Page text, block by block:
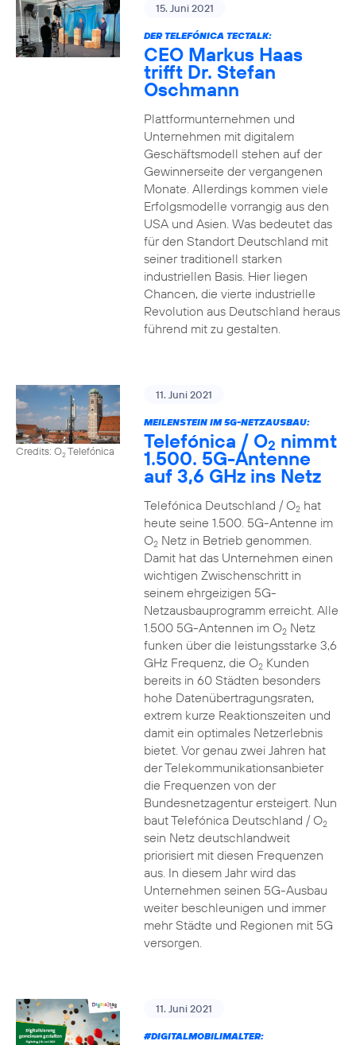
15. Juni 2021
DER TELEFÓNICA TECTALK:
CEO Markus Haas
trifft Dr. Stefan
Oschmann
Plattformunternehmen und
Unternehmen mit digitalem
Geschäftsmodell stehen auf der
Gewinnerseite der vergangenen
Monate. Allerdings kommen viele
Erfolgsmodelle vorrangig aus den
USA und Asien. Was bedeutet das
für den Standort Deutschland mit
seiner traditionell starken
industriellen Basis. Hier liegen
Chancen, die vierte industrielle
Revolution aus Deutschland heraus
führend mit zu gestalten.
Credits: O2Telefónica
11. Juni 2021
MEILENSTEIN IM 5G-NETZAUSBAU:
Telefónica / O2 nimmt
1.500. 5G-Antenne
auf 3,6 GHz ins Netz
Telefónica Deutschland / O2hat
heute seine 1.500. 5G-Antenne im
O2Netz in Betrieb genommen.
Damit hat das Unternehmen einen
wichtigen Zwischenschritt in
seinem ehrgeizigen 5G-
Netzausbauprogramm erreicht. Alle
1.500 5G-Antennen im O2Netz
funken über die leistungsstarke 3,6
GHz Frequenz, die O2Kunden
bereits in 60 Städten besonders
hohe Datenübertragungsraten,
extrem kurze Reaktionszeiten und
damit ein optimales Netzerlebnis
bietet. Vor genau zwei Jahren hat
der Telekommunikationsanbieter
die Frequenzen von der
Bundesnetzagentur ersteigert. Nun
baut Telefónica Deutschland / O2
sein Netz deutschlandweit
priorisiert mit diesen Frequenzen
aus. In diesem Jahr wird das
Unternehmen seinen 5G-Ausbau
weiter beschleunigen und immer
mehr Städte und Regionen mit 5G
versorgen.
11. Juni 2021
#DIGITALMOBILIMALTER: